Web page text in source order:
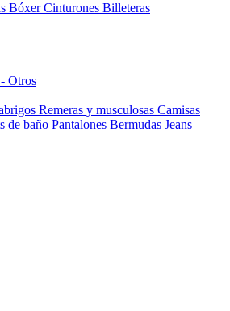
BóxerCinturones Billeteras
Otros
Remeras y musculosas Camisas
de baño Pantalones Bermudas Jeans